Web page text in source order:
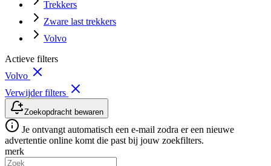
Trekkers
Zware last trekkers
Volvo
Actieve filters
Volvo
Verwijder filters
Zoekopdracht bewaren
Je ontvangt automatisch een e-mail zodra er een nieuwe
advertentie online komt die past bij jouw zoekfilters.
merk